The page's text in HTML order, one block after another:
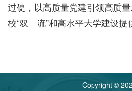
过硬，以高质量党建引领高质
校“双一流”和高水平大学建设提
Copyright ©